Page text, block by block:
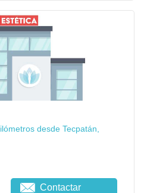
desde Tecpatán,
Contactar